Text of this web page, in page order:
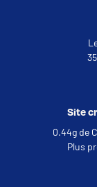
Site
0.44g de
Plus